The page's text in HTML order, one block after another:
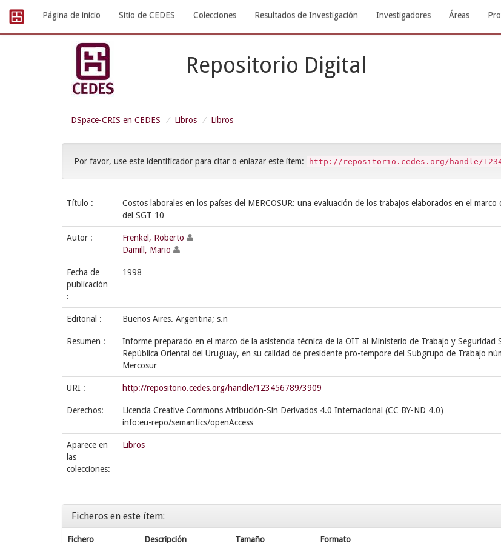
navigation
Página de inicio Sitio de CEDES Colecciones Resultados de Investigación Investigadores Áreas
Repositorio Digital
DSpace-CRIS en CEDES Libros Libros
Por favor, use este identificador para citar o enlazar este ítem: http://repositorio.cedes.org/handle/
Título :
Costos laborales en los países del MERCOSUR: una evaluación de los trabajos elaborados en el marco
del SGT 10
Autor :
Frenkel, Roberto
Damill, Mario
Fecha de
publicación
:
1998
Editorial : Buenos Aires. Argentina; s.n
Resumen :
Informe preparado en el marco de la asistencia técnica de la OIT al Ministerio de Trabajo y Seguridad
República Oriental del Uruguay, en su calidad de presidente pro-tempore del Subgrupo de Trabajo
Mercosur
URI : http://repositorio.cedes.org/handle/123456789/3909
Derechos:
Licencia Creative Commons Atribución-Sin Derivados 4.0 Internacional (CC BY-ND 4.0)
info:eu-repo/semantics/openAccess
Aparece en
las
colecciones:
Libros
Ficheros en este ítem:
Fichero Descripción Tamaño Formato